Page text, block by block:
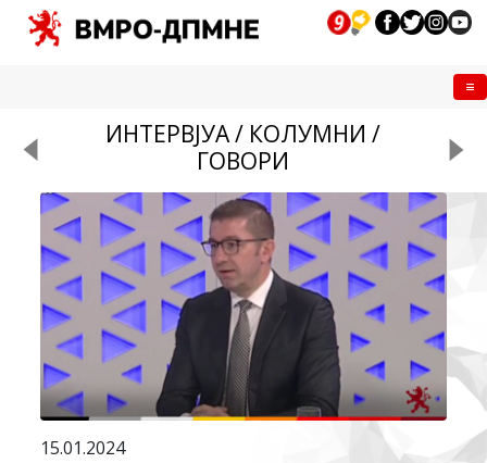
ИНТЕРВЈУА / КОЛУМНИ /
ГОВОРИ
15.01.2024